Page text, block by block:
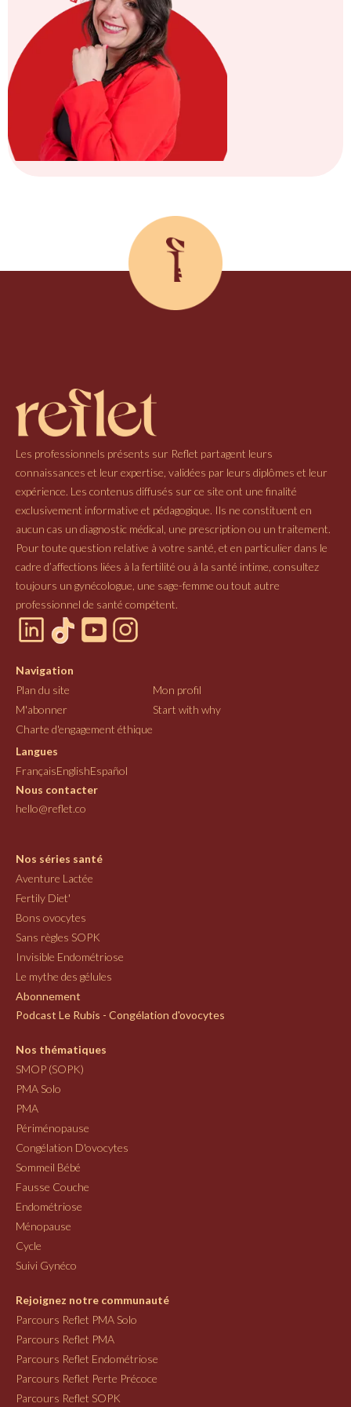
Les professionnels présents sur Reflet partagent leurs
connaissances et leur expertise, validées par leurs diplômes et leur
expérience. Les contenus diffusés sur ce site ont une finalité
exclusivement informative et pédagogique. Ils ne constituent en
aucun cas un diagnostic médical, une prescription ou un traitement.
Pour toute question relative à votre santé, et en particulier dans le
cadre d’affections liées à la fertilité ou à la santé intime, consultez
toujours un gynécologue, une sage-femme ou tout autre
professionnel de santé compétent.
Navigation
Plan du site
Mon profil
M'abonner
Start with why
Charte d'engagement éthique
Langues
FrançaisEnglishEspañol
Nous contacter
hello@reflet.co
Nos séries santé
Aventure Lactée
Fertily Diet'
Bons ovocytes
Sans règles SOPK
Invisible Endométriose
Le mythe des gélules
Abonnement
Podcast Le Rubis - Congélation d'ovocytes
Nos thématiques
SMOP (SOPK)
PMA Solo
PMA
Périménopause
Congélation D'ovocytes
Sommeil Bébé
Fausse Couche
Endométriose
Ménopause
Cycle
Suivi Gynéco
Rejoignez notre communauté
Parcours Reflet PMA Solo
Parcours Reflet PMA
Parcours Reflet Endométriose
Parcours Reflet Perte Précoce
Parcours Reflet SOPK